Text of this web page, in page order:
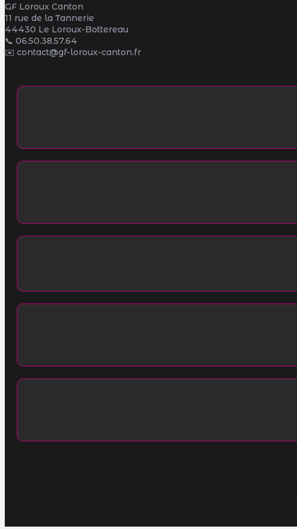
GF Loroux Canton
11 rue de la Tannerie
44430 Le Loroux-Bottereau
📞 06.50.38.57.64
✉️ contact@gf-loroux-canton.fr